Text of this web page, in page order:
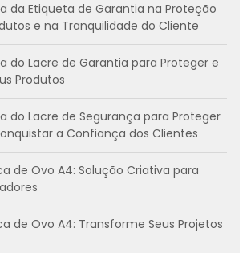
da Etiqueta de Garantia na Proteção
e na Tranquilidade do Cliente
do Lacre de Garantia para Proteger e
Produtos
do Lacre de Segurança para Proteger
a Confiança dos Clientes
de Ovo A4: Solução Criativa para
de Ovo A4: Transforme Seus Projetos